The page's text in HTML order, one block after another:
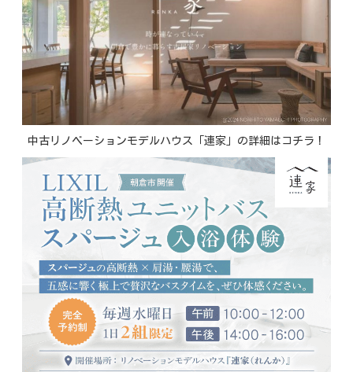
中古リノベーションモデルハウス「連家」の詳細はコチラ！